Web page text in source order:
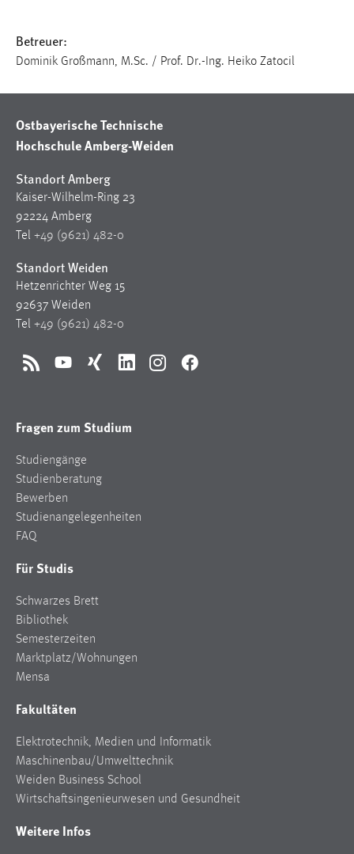
Betreuer:
Dominik Großmann, M.Sc. / Prof. Dr.-Ing. Heiko Zatocil
Ostbayerische Technische
Hochschule Amberg-Weiden
Standort Amberg
Kaiser-Wilhelm-Ring 23
92224 Amberg
Tel +49 (9621) 482-0
Standort Weiden
Hetzenrichter Weg 15
92637 Weiden
Tel +49 (9621) 482-0
RSS YouTubeXing LinkedInInstagramFacebook
Fragen zum Studium
Studiengänge
Studienberatung
Bewerben
Studienangelegenheiten
FAQ
Für Studis
Schwarzes Brett
Bibliothek
Semesterzeiten
Marktplatz/Wohnungen
Mensa
Fakultäten
Elektrotechnik, Medien und Informatik
Maschinenbau/Umwelttechnik
Weiden Business School
Wirtschaftsingenieurwesen und Gesundheit
Weitere Infos
Name:
site-language-preference
Cookie Laufzeit:
30 Tage
Chat
Name:
MibewSessionID, MIBEW_UserID, mibew_locale, mibew-
chat-frame-style-5e9dbeb1811c0446
Zweck:
Wird benötigt um die Chatfunktion nutzen zu können.
MibewSessionID, mibew-chat-frame-style-
5e9dbeb1811c0446 = Sitzungslaufzeit, mibew_locale = 3
Login
Name:
fe_user, be_user, be_lastLoginProvider
Zweck:
Cookie Laufzeit:
STATISTIK
Statistik Cookies erfassen Informationen anonym.
Matomo
Name:
_pk_ref, _pk_cvar, _pk_id, _pk_ses
Zweck: